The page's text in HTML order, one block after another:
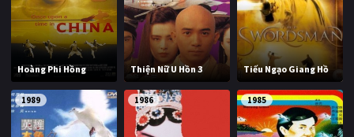
Hoàng Phi Hồng Thiện Nữ U Hồn 3 Tiếu Ngạo Giang Hồ
1989 1986 1985